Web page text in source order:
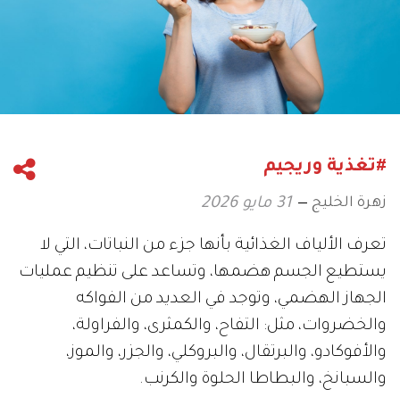
#تغذية وريجيم
زهرة الخليج 31 مايو 2026
تعرف الألياف الغذائية بأنها جزء من النباتات، التي لا
يستطيع الجسم هضمها، وتساعد على تنظيم عمليات
الجهاز الهضمي، وتوجد في العديد من الفواكه
والخضروات، مثل: التفاح، والكمثرى، والفراولة،
والأفوكادو، والبرتقال، والبروكلي، والجزر، والموز،
والسبانخ، والبطاطا الحلوة والكرنب.